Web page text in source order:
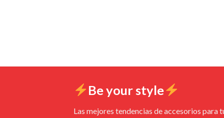
Be your style
Las mejores tendencias de accesorios para